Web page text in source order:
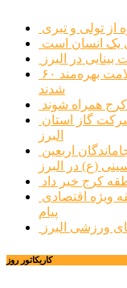
از تولی و تبری
یک انسان است
۶۰ هزار البرزی از خدمات اردوهای جهادی سلامت بهره‌مند
شدند
همراه شوند
البرز
(ع) در البرز
کرج خبر داد
پیام
ورزشی البرز
کاریکاتور روز